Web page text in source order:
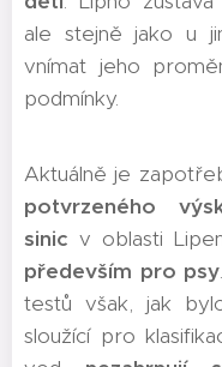
ale stejně jako u
vnímat jeho
podmínky.
Aktuálně je
potvrzeného
sinic v oblasti
především pro psy
testů však, jak
sloužící pro